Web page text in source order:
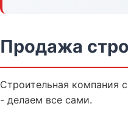
Продажа
Строительная компания
- делаем все сами.